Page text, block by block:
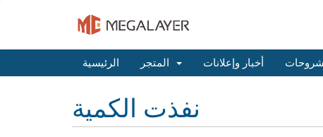
الرئيسية أخبار وإعلانات
نفذت الكمية